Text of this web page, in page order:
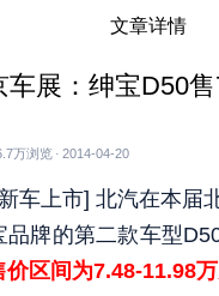
文章详情
车展：绅宝D50
万浏览 · 2014-04-20
车上市] 北汽在本届
品牌的第二款车型
价区间为7.48-11.98